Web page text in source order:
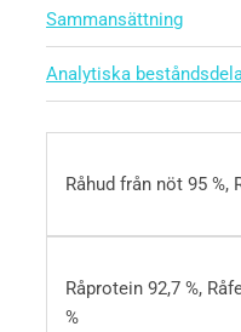
Sammansättning
Analytiska
Råhud från nöt 95 %,
Råprotein 92,7 %,
%